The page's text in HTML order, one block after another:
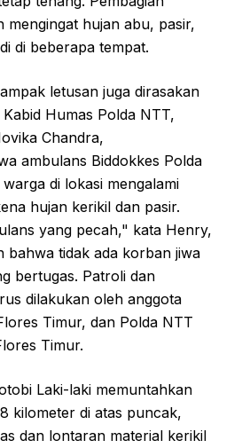
mengingat hujan abu, pasir,
di beberapa tempat.
letusan juga dirasakan
Humas Polda NTT,
Chandra,
ambulans Biddokkes Polda
di lokasi mengalami
hujan kerikil dan pasir.
yang pecah," kata Henry,
bahwa tidak ada korban jiwa
bertugas. Patroli dan
dilakukan oleh anggota
Timur, dan Polda NTT
Timur.
Laki-laki memuntahkan
kilometer di atas puncak,
dan lontaran material kerikil